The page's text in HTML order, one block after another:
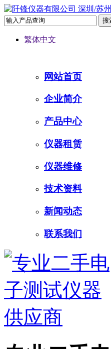
繁体中文
网站首页
企业简介
产品中心
仪器租赁
仪器维修
技术资料
新闻动态
联系我们